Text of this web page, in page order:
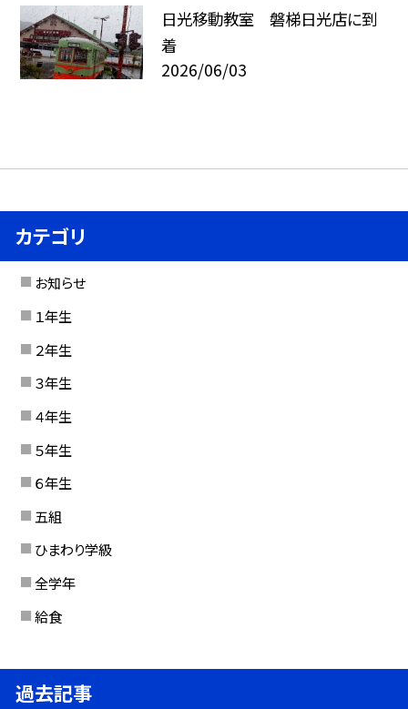
日光移動教室 磐梯日光店に到
着
2026/06/03
カテゴリ
お知らせ
１年生
２年生
３年生
４年生
５年生
６年生
五組
ひまわり学級
全学年
給食
過去記事